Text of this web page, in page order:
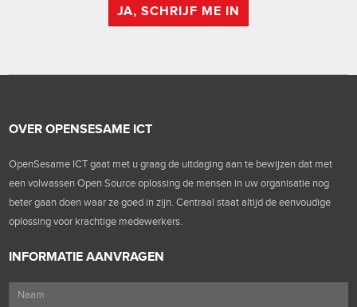
JA, SCHRIJF ME IN
OVER OPENSESAME ICT
OpenSesame ICT gaat met u graag de uitdaging aan te bewijzen dat met
een volwassen Open Source oplossing de mensen in uw organisatie nog
beter gaan doen waar ze goed in zijn. Centraal staat altijd de eenvoudige
oplossing voor krachtige medewerkers.
INFORMATIE AANVRAGEN